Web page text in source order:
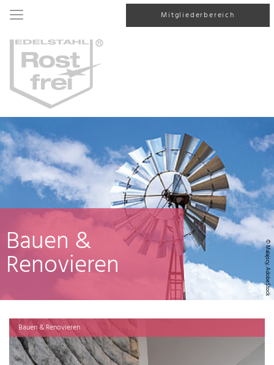
Mitgliederbereich
© Malajscy, AdobeStock
Bauen &
Renovieren
Bauen & Renovieren